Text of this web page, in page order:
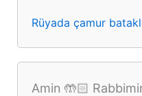
Rüyada çamur
Amin 🤲🏻